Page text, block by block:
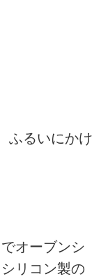
ふるいにかけ
オーブンシ
リコン製の